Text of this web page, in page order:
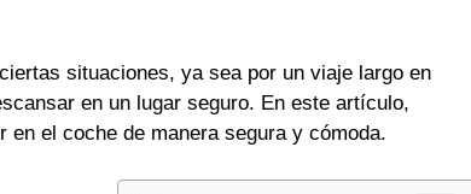
situaciones, ya sea por un viaje largo en
en un lugar seguro. En este artículo,
el coche de manera segura y cómoda.